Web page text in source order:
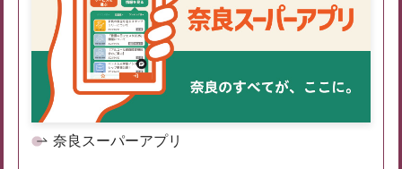
奈良スーパーアプリ